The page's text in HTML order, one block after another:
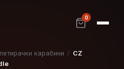
0
карабини / CZ